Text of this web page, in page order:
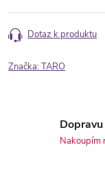
Dotaz k produktu
Značka:TARO
Nakoupím